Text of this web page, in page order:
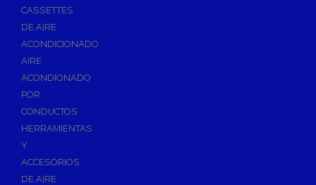
Cisternas Empotradas
Seguridad en el Baño
Wellness
Calefacción y A.C.S
Accesorios de Calefacción
Vasos de Expansión
Termometros
CASSETTES
DE AIRE
ACONDICIONADO
AIRE
ACONDIONADO
POR
CONDUCTOS
HERRAMIENTAS
Y
ACCESORIOS
DE AIRE